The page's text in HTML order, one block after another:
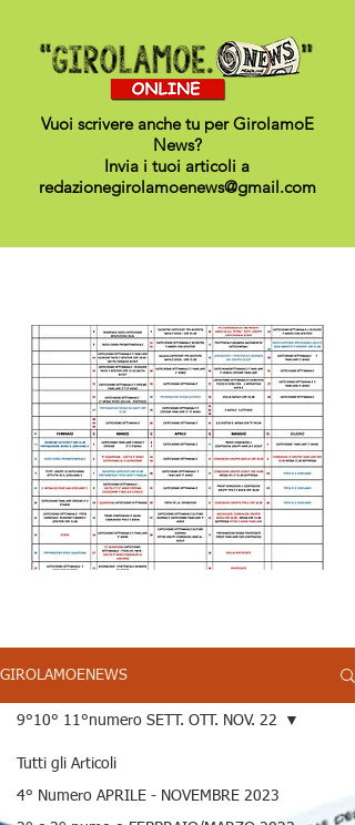
Vuoi scrivere anche tu per GirolamoE
News?
Invia i tuoi articoli a
redazionegirolamoenews@gmail.com
GIROLAMOENEWS
Tutti gli Articoli
4° Numero APRILE - NOVEMBRE 2023
9°10° 11°numero SETT. OTT. NOV. 22